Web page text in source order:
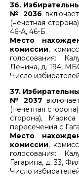
36.
№ 2036
(нечетная
46-А, 46-Б.
Место
комиссии,
голосования:
Ленина, д. 194,
Число
37.
№ 2037
(нечетная
сторона),
пересечения с
Место
комиссии,
голосования:
Гагарина, д. 33,
Число